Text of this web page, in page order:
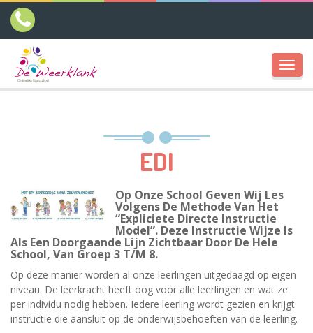
EDI
Op Onze School Geven Wij Les
Volgens De Methode Van Het
“Expliciete Directe Instructie
Model”. Deze Instructie Wijze Is
Als Een Doorgaande Lijn Zichtbaar Door De Hele
School, Van Groep 3 T/m 8.
Op deze manier worden al onze leerlingen uitgedaagd op eigen
niveau. De leerkracht heeft oog voor alle leerlingen en wat ze
per individu nodig hebben. Iedere leerling wordt gezien en krijgt
instructie die aansluit op de onderwijsbehoeften van de leerling.